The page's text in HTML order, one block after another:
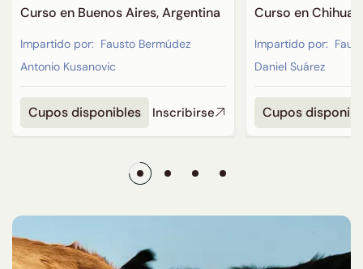
Curso en Buenos Aires, Argentina
Impartido por: Fausto Bermúdez
Antonio Kusanovic
Cupos disponibles Inscribirse
Curso en
Impartido por:
Daniel Suárez
Cupos